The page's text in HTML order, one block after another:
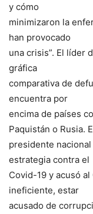
y cómo
minimizaron la
han provocado
una crisis”. El líder
gráfica
comparativa de
encuentra por
encima de países
Paquistán o Rusia.
presidente
estrategia contra el
Covid-19 y acusó
ineficiente, estar
acusado de